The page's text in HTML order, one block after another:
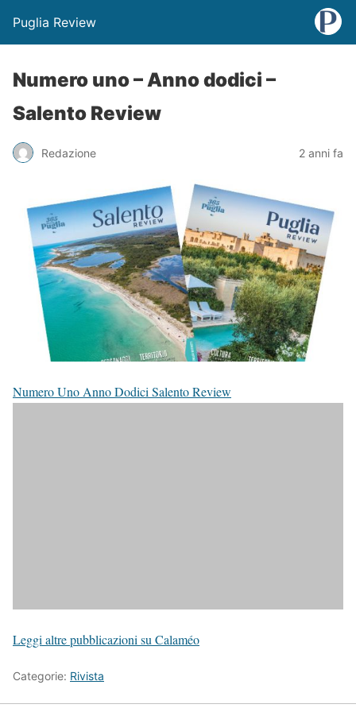
Puglia Review
Numero uno – Anno dodici –
Salento Review
Redazione 2 anni fa
Numero Uno Anno Dodici Salento Review
Leggi altre pubblicazioni su Calaméo
Categorie: Rivista